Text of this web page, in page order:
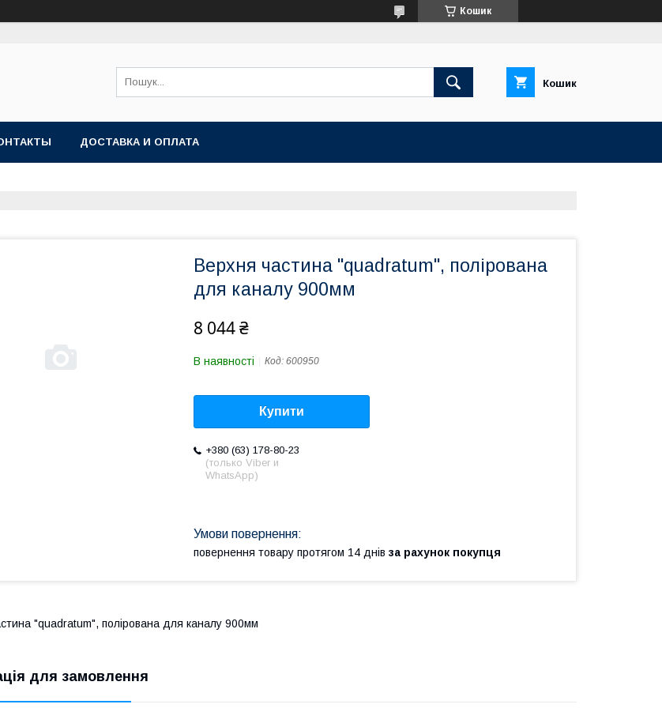
Кошик
Кошик
ДОСТАВКА И ОПЛАТА
Верхня частина "quadratum", полірована
для каналу 900мм
8 044 ₴
В наявності Код: 600950
Купити
+380 (63) 178-80-23
(только Viber и
WhatsApp)
повернення товару протягом 14 днів за рахунок покупця
"quadratum", полірована для каналу 900мм
для замовлення